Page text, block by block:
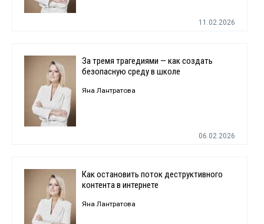
11.02.2026
За тремя трагедиями — как создать
безопасную среду в школе
Яна Лантратова
06.02.2026
Как остановить поток деструктивного
контента в интернете
Яна Лантратова